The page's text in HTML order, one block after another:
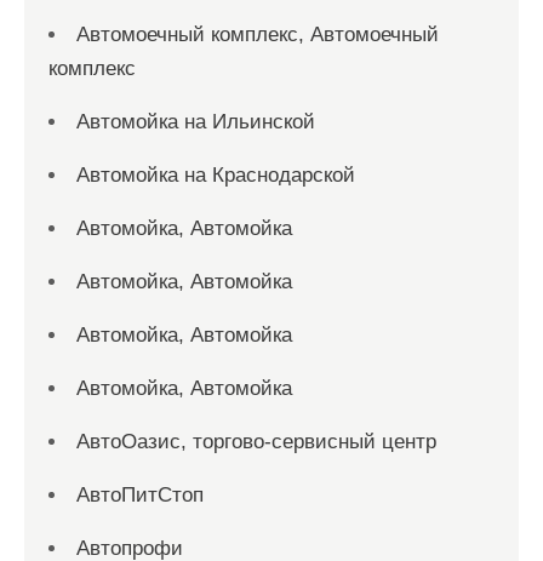
Автомоечный комплекс, Автомоечный
комплекс
Автомойка на Ильинской
Автомойка на Краснодарской
Автомойка, Автомойка
Автомойка, Автомойка
Автомойка, Автомойка
Автомойка, Автомойка
АвтоОазис, торгово-сервисный центр
АвтоПитСтоп
Автопрофи